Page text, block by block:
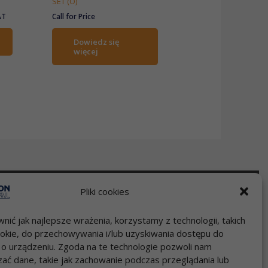
Pliki cookies
jak najlepsze wrażenia, korzystamy z technologii, takich
do przechowywania i/lub uzyskiwania dostępu do
urządzeniu. Zgoda na te technologie pozwoli nam
dane, takie jak zachowanie podczas przeglądania lub
Call for Price
Dowiedz się
więcej
Szybki kontakt
Zadzwoń 22 717 58 70
pon-pt godz.9:00-17:00